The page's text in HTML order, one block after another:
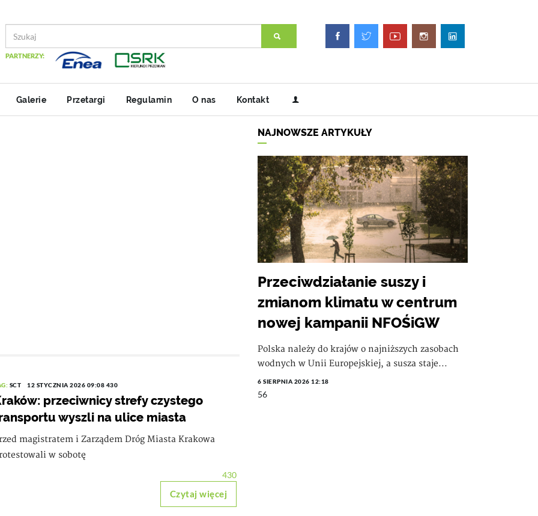
PARTNERZY:
Galerie Przetargi Regulamin O nas Kontakt
SCT 12 STYCZNIA 2026 09:08 430
przeciwnicy strefy czystego
wyszli na ulice miasta
magistratem i Zarządem Dróg Miasta Krakowa
w sobotę
430
Czytaj więcej
NAJNOWSZE ARTYKUŁY
Przeciwdziałanie suszy i
zmianom klimatu w centrum
nowej kampanii NFOŚiGW
Polska należy do krajów o najniższych zasobach
wodnych w Unii Europejskiej, a susza staje...
6 SIERPNIA 2026 12:18
56